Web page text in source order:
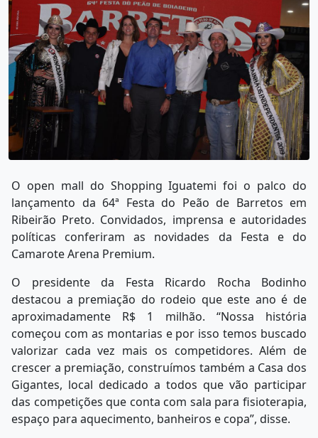
O open mall do Shopping Iguatemi foi o palco do
lançamento da 64ª Festa do Peão de Barretos em
Ribeirão Preto. Convidados, imprensa e autoridades
políticas conferiram as novidades da Festa e do
Camarote Arena Premium.
O presidente da Festa Ricardo Rocha Bodinho
destacou a premiação do rodeio que este ano é de
aproximadamente R$ 1 milhão. “Nossa história
começou com as montarias e por isso temos buscado
valorizar cada vez mais os competidores. Além de
crescer a premiação, construímos também a Casa dos
Gigantes, local dedicado a todos que vão participar
das competições que conta com sala para fisioterapia,
espaço para aquecimento, banheiros e copa”, disse.